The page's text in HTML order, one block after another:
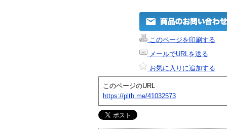
このページを印刷する
メールでURLを送る
お気に入りに追加する
このページのURL
https://plth.me/41032573